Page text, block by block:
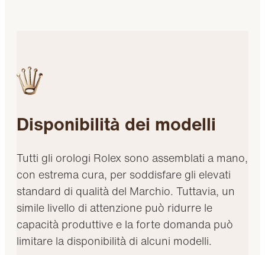
Disponibilità dei modelli
Tutti gli orologi Rolex sono assemblati a mano,
con estrema cura, per soddisfare gli elevati
standard di qualità del Marchio. Tuttavia, un
simile livello di attenzione può ridurre le
capacità produttive e la forte domanda può
limitare la disponibilità di alcuni modelli.